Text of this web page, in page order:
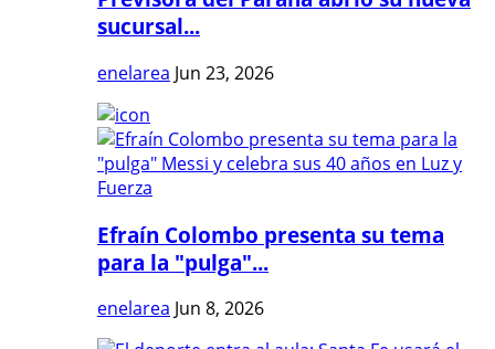
sucursal...
enelarea Jun 23, 2026
Efraín Colombo presenta su tema
para la "pulga"...
enelarea Jun 8, 2026